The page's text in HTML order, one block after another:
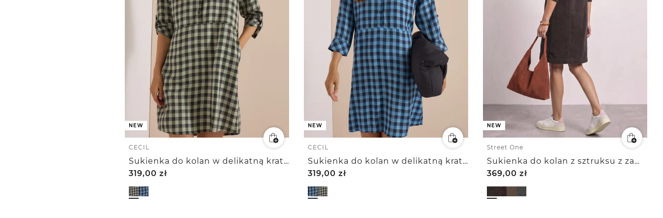
NEW
CECIL
Sukienka do kolan w delikatną kratkę
319,00zł
NEW
CECIL
Sukienka do kolan w delikatną kratkę
319,00zł
NEW
Street One
Sukienka do kolan z sztruksu z zamkiem błyskawicznym
369,00zł